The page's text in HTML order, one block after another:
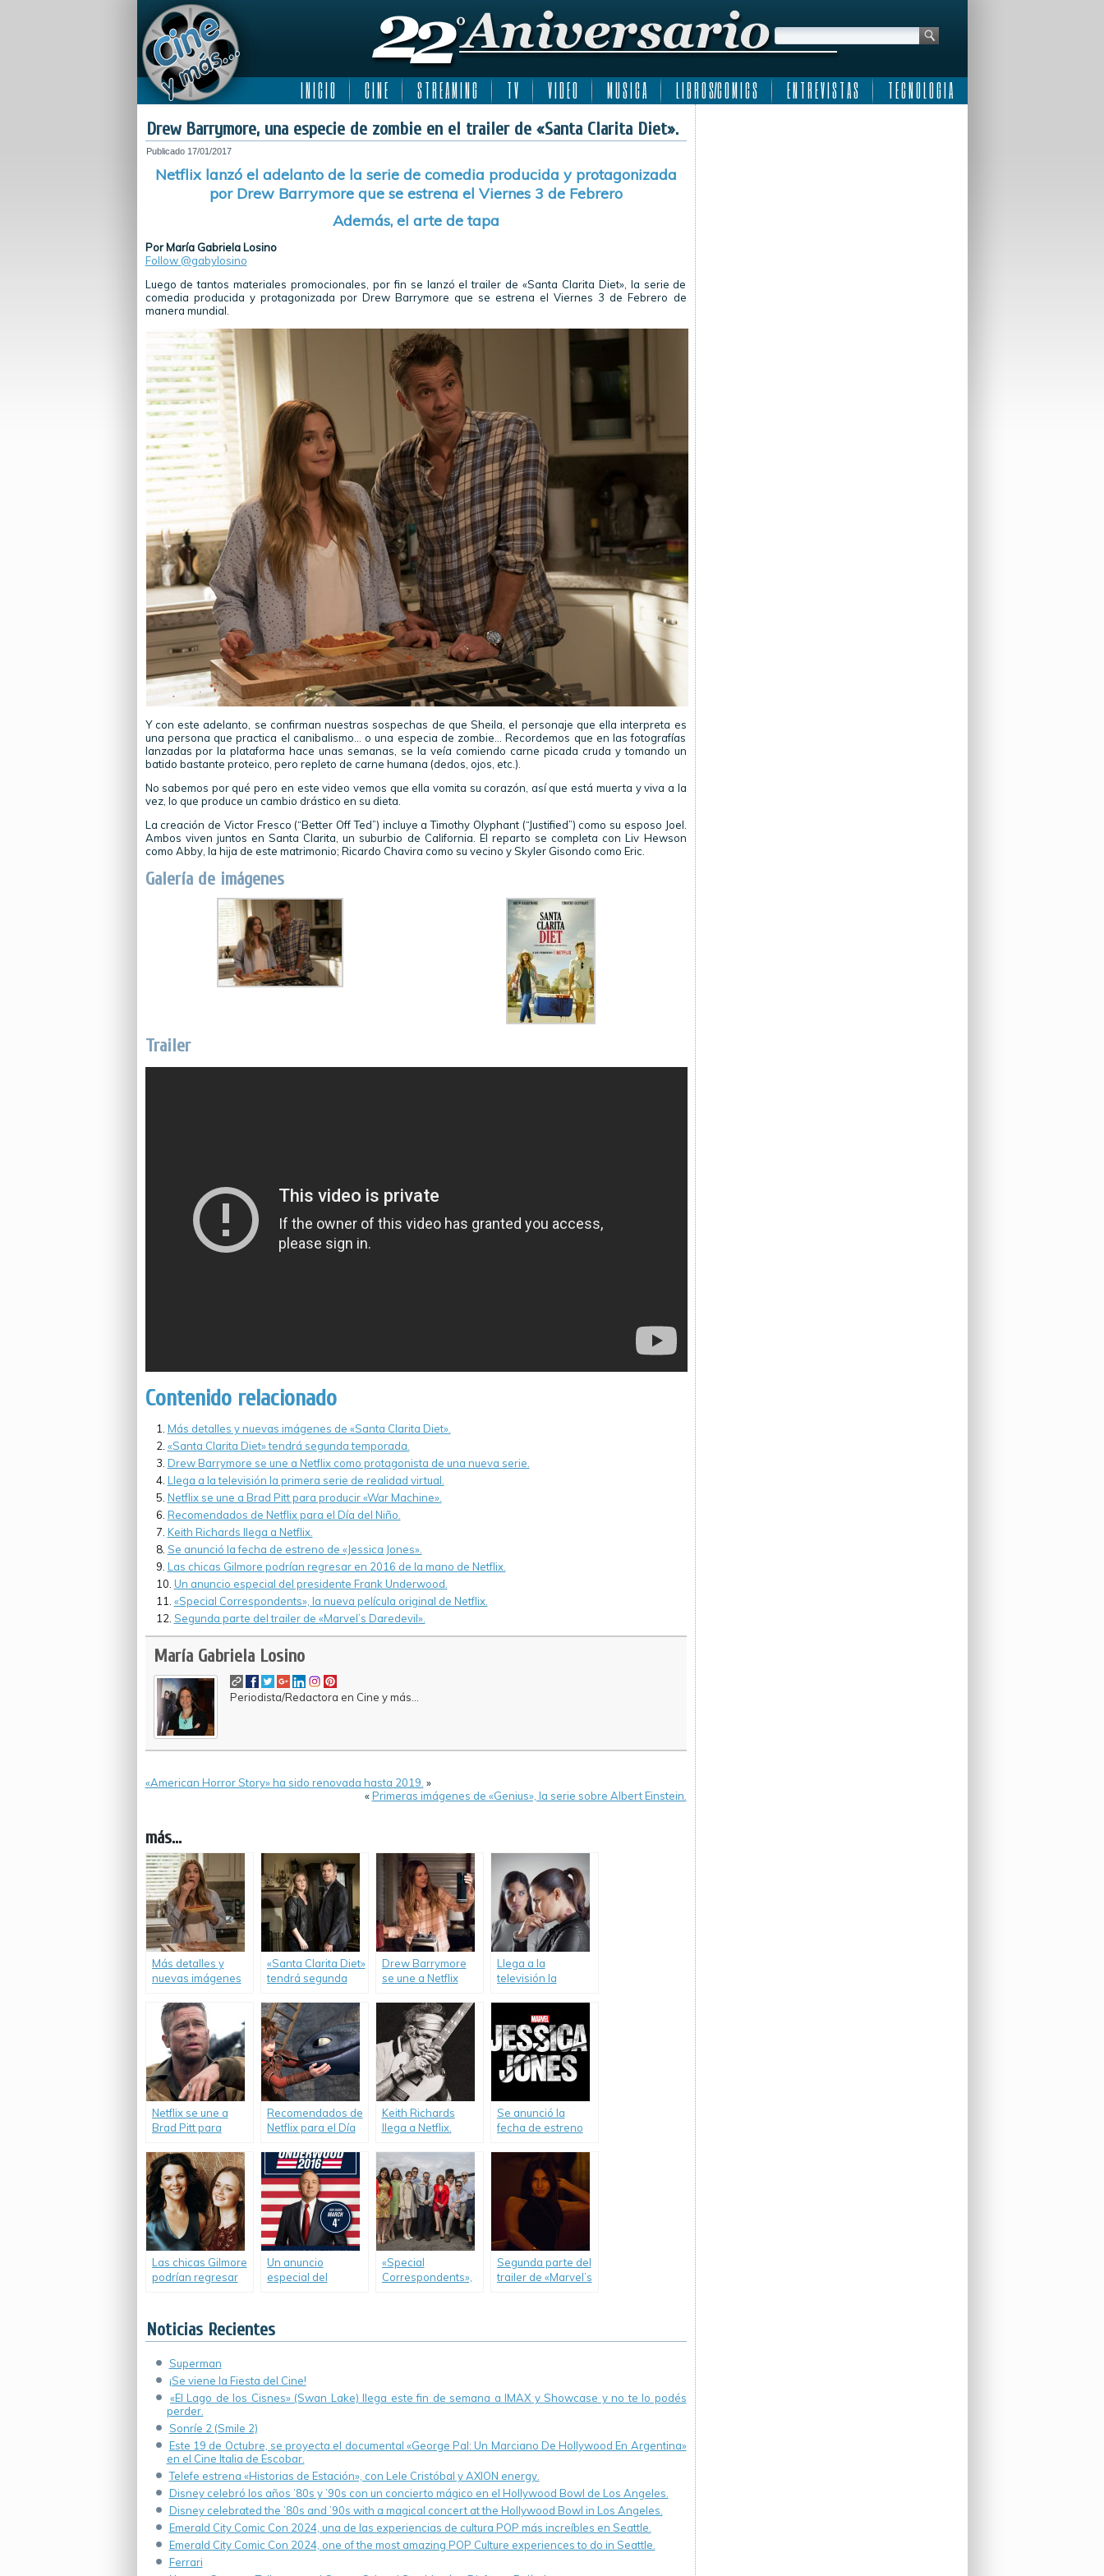
I N I C I O C I N E S T R E A M I N G T V V I D E O M U S I C A L I B R O S/C O M I C S E N T R E V I S T A S T E C N O L O G I A
Drew Barrymore, una especie de zombie en el trailer de «Santa Clarita Diet».
Publicado 17/01/2017
Netflix lanzó el adelanto de la serie de comedia producida y protagonizada
por Drew Barrymore que se estrena el Viernes 3 de Febrero
Además, el arte de tapa
Por María Gabriela Losino
Follow @gabylosino
Luego de tantos materiales promocionales, por fin se lanzó el trailer de «Santa Clarita Diet», la serie de
comedia producida y protagonizada por Drew Barrymore que se estrena el Viernes 3 de Febrero de
manera mundial.
Y con este adelanto, se confirman nuestras sospechas de que Sheila, el personaje que ella interpreta es
una persona que practica el canibalismo… o una especia de zombie… Recordemos que en las fotografías
lanzadas por la plataforma hace unas semanas, se la veía comiendo carne picada cruda y tomando un
batido bastante proteico, pero repleto de carne humana (dedos, ojos, etc.).
No sabemos por qué pero en este video vemos que ella vomita su corazón, así que está muerta y viva a la
vez, lo que produce un cambio drástico en su dieta.
La creación de Victor Fresco (“Better Off Ted”) incluye a Timothy Olyphant (“Justified”) como su esposo Joel.
Ambos viven juntos en Santa Clarita, un suburbio de California. El reparto se completa con Liv Hewson
como Abby, la hija de este matrimonio; Ricardo Chavira como su vecino y Skyler Gisondo como Eric.
Galería de imágenes
Trailer
Contenido relacionado
Más detalles y nuevas imágenes de «Santa Clarita Diet».
«Santa Clarita Diet» tendrá segunda temporada.
Drew Barrymore se une a Netflix como protagonista de una nueva serie.
Llega a la televisión la primera serie de realidad virtual.
Netflix se une a Brad Pitt para producir «War Machine».
Recomendados de Netflix para el Día del Niño.
Keith Richards llega a Netflix.
Se anunció la fecha de estreno de «Jessica Jones».
Las chicas Gilmore podrían regresar en 2016 de la mano de Netflix.
Un anuncio especial del presidente Frank Underwood.
«Special Correspondents», la nueva película original de Netflix.
Segunda parte del trailer de «Marvel’s Daredevil».
María Gabriela Losino
Periodista/Redactora en Cine y más...
«American Horror Story» ha sido renovada hasta 2019. »
«Primeras imágenes de «Genius», la serie sobre Albert Einstein.
más...
Más detalles y
nuevas imágenes
Diet».
«Santa Clarita Diet»
tendrá segunda
Drew Barrymore
se une a Netflix
de una nueva serie.
Llega a la
televisión la
Netflix se une a
Brad Pitt para
Machine».
Recomendados de
Netflix para el Día
Keith Richards
llega a Netflix.
Se anunció la
fecha de estreno
Las chicas Gilmore
podrían regresar
Un anuncio
especial del
«Special
Correspondents»,
Segunda parte del
trailer de «Marvel’s
Noticias Recientes
Superman
¡Se viene la Fiesta del Cine!
«El Lago de los Cisnes» (Swan Lake) llega este fin de semana a IMAX y Showcase y no te lo podés
perder.
Sonríe 2 (Smile 2)
Este 19 de Octubre, se proyecta el documental «George Pal: Un Marciano De Hollywood En Argentina»
en el Cine Italia de Escobar.
Telefe estrena «Historias de Estación», con Lele Cristóbal y AXION energy.
Disney celebró los años ’80s y ’90s con un concierto mágico en el Hollywood Bowl de Los Angeles.
Disney celebrated the ’80s and ’90s with a magical concert at the Hollywood Bowl in Los Angeles.
Emerald City Comic Con 2024, una de las experiencias de cultura POP más increíbles en Seattle.
Emerald City Comic Con 2024, one of the most amazing POP Culture experiences to do in Seattle.
Ferrari